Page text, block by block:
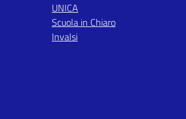
UNICA
Scuola in Chiaro
Invalsi